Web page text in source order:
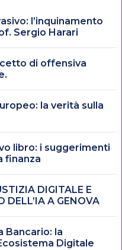
l’inquinamento
Sergio Harari
di offensiva
la verità sulla
libro: i suggerimenti
finanza
DIGITALE E
DELL’IA A GENOVA
Bancario: la
Digitale